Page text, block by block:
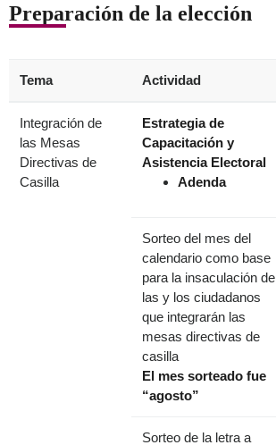
Preparación de la elección
Tema Actividad
Integración de
las Mesas
Directivas de
Casilla
Estrategia de
Capacitación y
Asistencia Electoral
Adenda
Sorteo del mes del
calendario como base
para la insaculación de
las y los ciudadanos
que integrarán las
mesas directivas de
casilla
El mes sorteado fue
“agosto”
Sorteo de la letra a